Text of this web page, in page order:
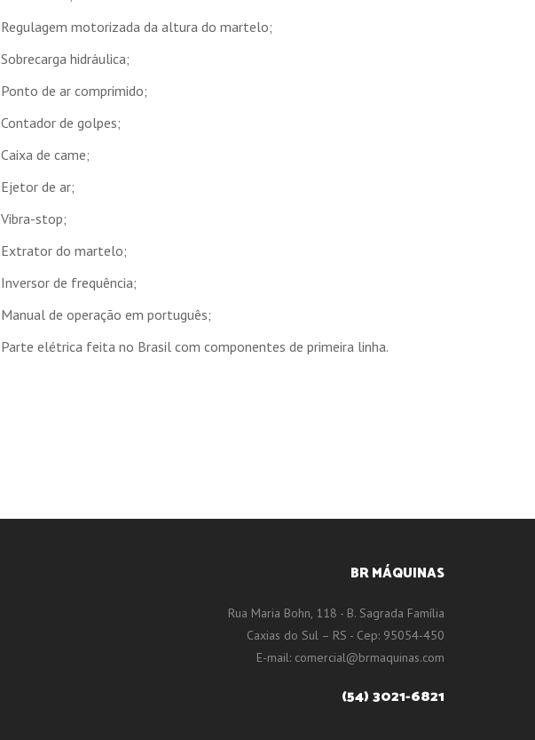
Regulagem motorizada da altura do martelo;
Sobrecarga hidráulica;
Ponto de ar comprimido;
Contador de golpes;
Caixa de came;
Ejetor de ar;
Vibra-stop;
Extrator do martelo;
Inversor de frequência;
Manual de operação em português;
Parte elétrica feita no Brasil com componentes de primeira linha.
BR MÁQUINAS
Rua Maria Bohn, 118 - B. Sagrada Família
Caxias do Sul – RS - Cep: 95054-450
E-mail: comercial@brmaquinas.com
(54) 3021-6821